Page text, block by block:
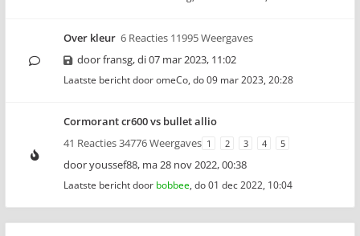
Over kleur 6 Reacties 11995 Weergaves
doorfransg,di 07 mar 2023, 11:02
Laatste bericht dooromeCo, do 09 mar 2023, 20:28
Cormorant cr600 vs bullet allio
41 Reacties 34776 Weergaves 1 2 3 4 5
dooryoussef88, ma 28 nov 2022, 00:38
Laatste bericht door bobbee, do 01 dec 2022, 10:04